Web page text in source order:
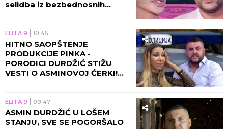
selidba iz bezbednosnih
ELITA 9 10:45
HITNO SAOPŠTENJE
PRODUKCIJE PINKA -
PORODICI DURDŽIĆ STIŽU
VESTI O ASMINOVOJ ĆERKI!
ELITA 9 09:47
ASMIN DURDŽIĆ U LOŠEM
STANJU, SVE SE POGORŠALO